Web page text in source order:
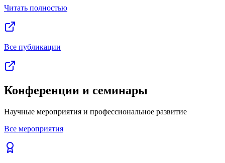
Читать полностью
Все публикации
Конференции и семинары
Научные мероприятия и профессиональное развитие
Все мероприятия